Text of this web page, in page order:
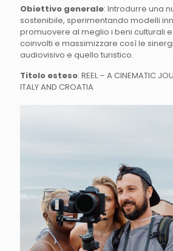
Obiettivo generale: Introdurre una
sostenibile, sperimentando modelli
promuovere al meglio i beni culturali
coinvolti e massimizzare così le
audiovisivo e quello turistico.
Titolo esteso: REEL – A CINEMATIC
ITALY AND CROATIA